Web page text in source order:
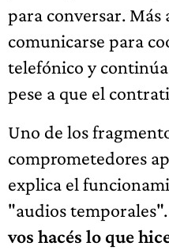
para conversar. Más
comunicarse para
telefónico y
pese a que el
Uno de los
comprometedores
explica el
"audios
vos hacés lo que